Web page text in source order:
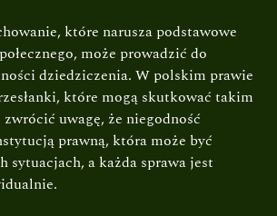
które narusza podstawowe
może prowadzić do
dziedziczenia. W polskim prawie
które mogą skutkować takim
uwagę, że niegodność
prawną, która może być
sytuacjach, a każda sprawa jest